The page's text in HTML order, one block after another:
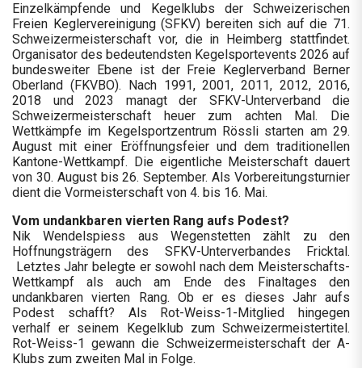
Einzelkämpfende und Kegelklubs der Schweizerischen
Freien Keglervereinigung (SFKV) bereiten sich auf die 71.
Schweizermeisterschaft vor, die in Heimberg stattfindet.
Organisator des bedeutendsten Kegelsportevents 2026 auf
bundesweiter Ebene ist der Freie Keglerverband Berner
Oberland (FKVBO). Nach 1991, 2001, 2011, 2012, 2016,
2018 und 2023 managt der SFKV-Unterverband die
Schweizermeisterschaft heuer zum achten Mal. Die
Wettkämpfe im Kegelsportzentrum Rössli starten am 29.
August mit einer Eröffnungsfeier und dem traditionellen
Kantone-Wettkampf. Die eigentliche Meisterschaft dauert
von 30. August bis 26. September. Als Vorbereitungsturnier
dient die Vormeisterschaft von 4. bis 16. Mai.
Vom undankbaren vierten Rang aufs Podest?
Nik Wendelspiess aus Wegenstetten zählt zu den
Hoffnungsträgern des SFKV-Unterverbandes Fricktal.
Letztes Jahr belegte er sowohl nach dem Meisterschafts-
Wettkampf als auch am Ende des Finaltages den
undankbaren vierten Rang. Ob er es dieses Jahr aufs
Podest schafft? Als Rot-Weiss-1-Mitglied hingegen
verhalf er seinem Kegelklub zum Schweizermeistertitel.
Rot-Weiss-1 gewann die Schweizermeisterschaft der A-
Klubs zum zweiten Mal in Folge.